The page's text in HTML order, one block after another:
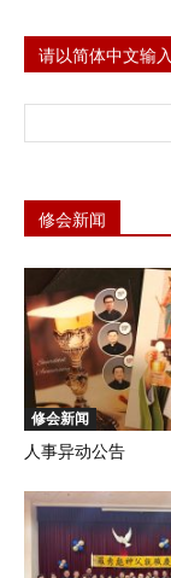
请以简体中文输入
修会新闻
修会新闻
人事异动公告